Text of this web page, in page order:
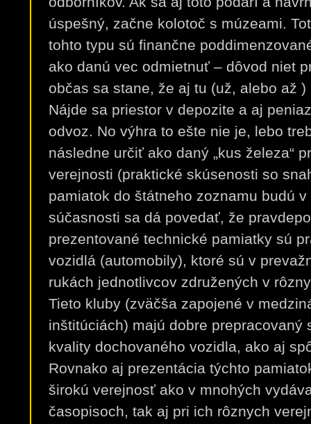
úspešný, začne kolotoč s múzeami.
tohto typu sú finančne
ako danú vec odmietnuť – dôvod niet
občas sa stane, že aj tu (už, alebo až
Nájde sa priestor v depozite a aj
odvoz. No výhra to ešte nie je, lebo
následne určiť ako daný „kus železa“
verejnosti (praktické skúsenosti so
pamiatok do štátneho zoznamu budú
súčasnosti sa dá povedať, že
prezentované technické pamiatky sú
vozidlá (automobily), ktoré sú v
rukách jednotlivcov združených v
Tieto kluby (zväčša zapojené v
inštitúciách) majú dobre prepracovaný
kvality dochovaného vozidla, ako aj
Rovnako aj prezentácia týchto
širokú verejnosť ako v mnohých
časopisoch, tak aj pri ich rôznych